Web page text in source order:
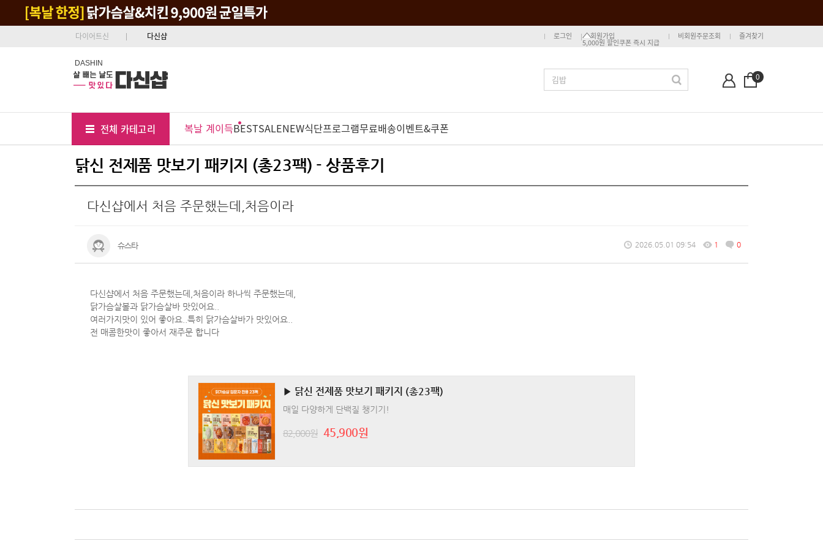
다이어트신 다신샵 로그인 회원가입
5,000원 할인쿠폰 즉시 지급
비회원주문조회 즐겨찾기
DASHIN
0
전체 카테고리 복날 계이득BESTSALENEW식단프로그램무료배송이벤트&쿠폰
닭신 전제품 맛보기 패키지 (총23팩) - 상품후기
다신샵에서 처음 주문했는데,처음이라
슈스타 2026.05.01 09:54 1 0
다신샵에서 처음 주문했는데,처음이라 하나씩 주문했는데,
닭가슴살볼과 닭가슴살바 맛있어요..
여러가지맛이 있어 좋아요..특히 닭가슴살바가 맛있어요..
전 매콤한맛이 좋아서 재주문 합니다
▶ 닭신 전제품 맛보기 패키지 (총23팩)
매일 다양하게 단백질 챙기기!
82,000원 45,900원